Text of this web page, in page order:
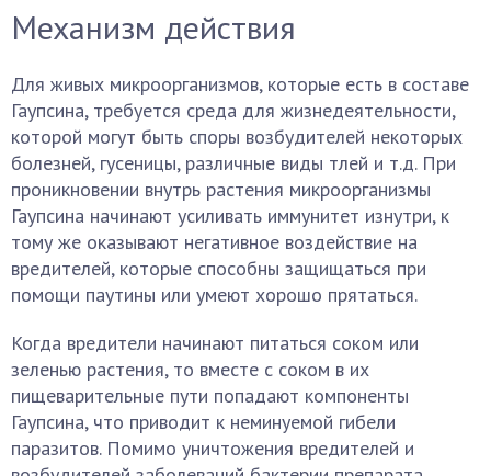
Механизм действия
Для живых микроорганизмов, которые есть в составе
Гаупсина, требуется среда для жизнедеятельности,
которой могут быть споры возбудителей некоторых
болезней, гусеницы, различные виды тлей и т.д. При
проникновении внутрь растения микроорганизмы
Гаупсина начинают усиливать иммунитет изнутри, к
тому же оказывают негативное воздействие на
вредителей, которые способны защищаться при
помощи паутины или умеют хорошо прятаться.
Когда вредители начинают питаться соком или
зеленью растения, то вместе с соком в их
пищеварительные пути попадают компоненты
Гаупсина, что приводит к неминуемой гибели
паразитов. Помимо уничтожения вредителей и